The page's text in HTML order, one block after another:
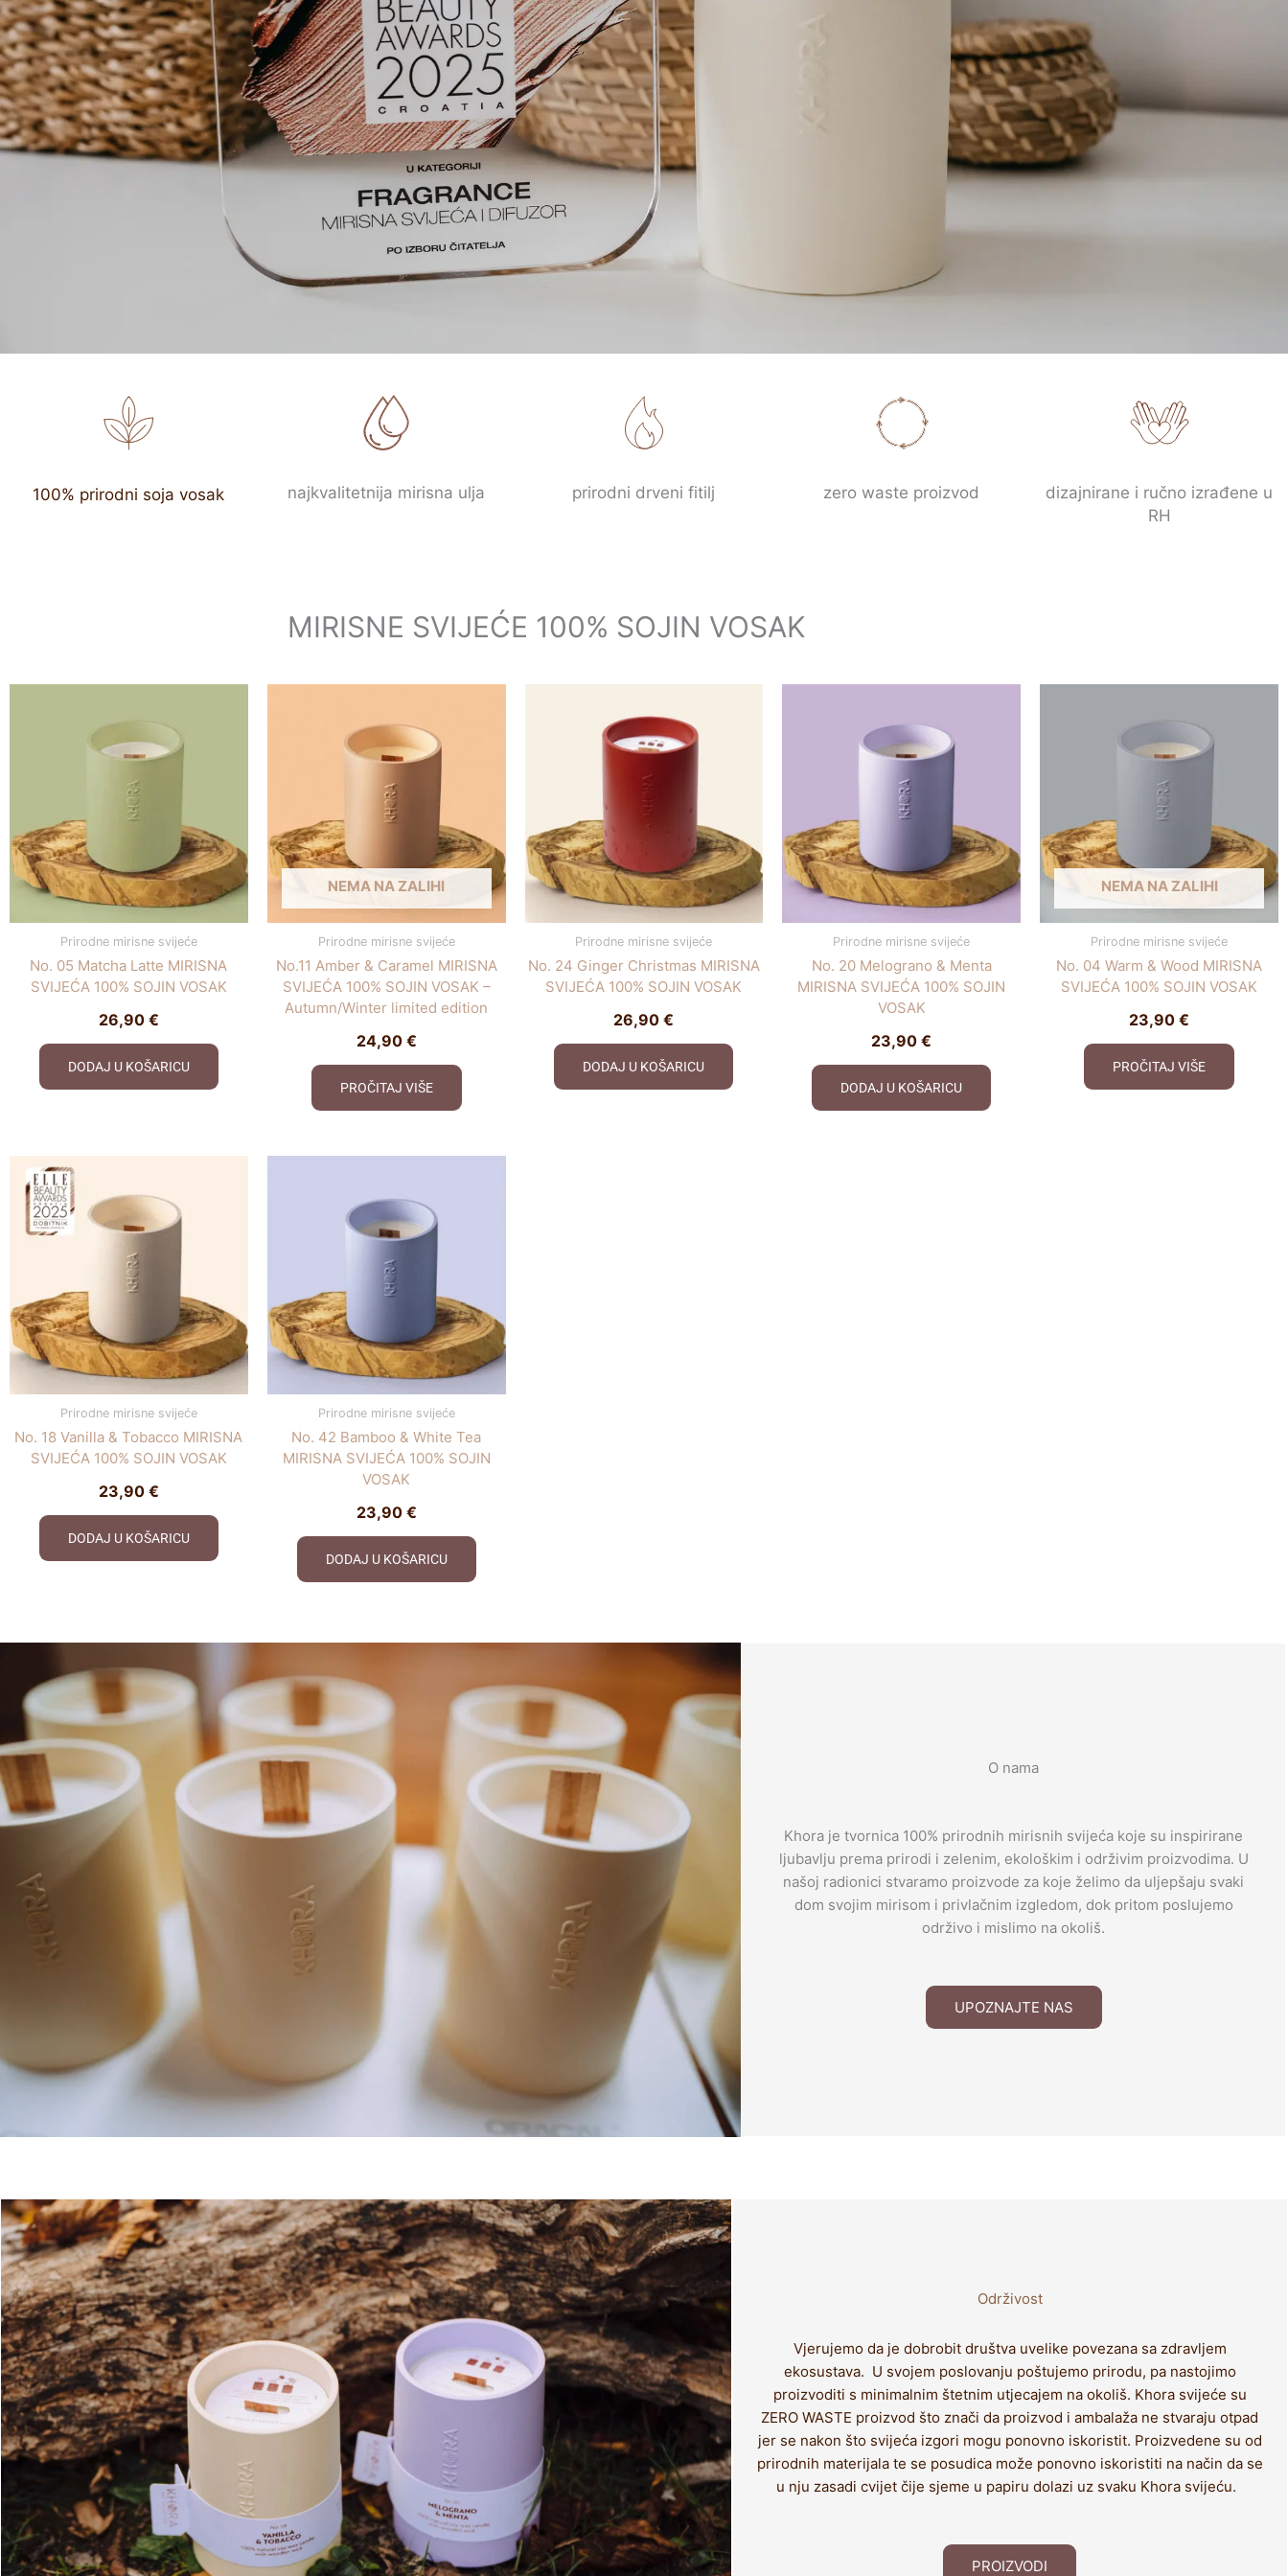
Prirodne mirisne
100% prirodni soja vosak najkvalitetnija mirisna ulja prirodni drveni fitilj zero waste proizvod
dizajnirane i ručno izrađene u
RH
MIRISNE SVIJEĆE 100% SOJIN VOSAK
Prirodne mirisne svijeće
No. 05 Matcha Latte MIRISNA
SVIJEĆA 100% SOJIN VOSAK
26,90 €
DODAJ U KOŠARICU
NEMA NA ZALIHI
Prirodne mirisne svijeće
No.11 Amber & Caramel MIRISNA
SVIJEĆA 100% SOJIN VOSAK –
Autumn/Winter limited edition
24,90 €
PROČITAJ VIŠE
Prirodne mirisne svijeće
No. 24 Ginger Christmas MIRISNA
SVIJEĆA 100% SOJIN VOSAK
26,90€
DODAJ U KOŠARICU
Prirodne mirisne svijeće
No. 20 Melograno & Menta
MIRISNA SVIJEĆA 100% SOJIN
VOSAK
23,90€
DODAJ U KOŠARICU
NEMA NA ZALIHI
Prirodne mirisne svijeće
No. 04 Warm & Wood MIRISNA
SVIJEĆA 100% SOJIN VOSAK
23,90€
PROČITAJ VIŠE
Prirodne mirisne svijeće
No. 18 Vanilla & Tobacco MIRISNA
SVIJEĆA 100% SOJIN VOSAK
23,90 €
DODAJ U KOŠARICU
Prirodne mirisne svijeće
No. 42 Bamboo & White Tea
MIRISNA SVIJEĆA 100% SOJIN
VOSAK
23,90 €
DODAJ U KOŠARICU
O nama
Khora je tvornica 100% prirodnih mirisnih svijeća koje su inspirirane
ljubavlju prema prirodi i zelenim, ekološkim i održivim proizvodima. U
našoj radionici stvaramo proizvode za koje želimo da uljepšaju svaki
dom svojim mirisom i privlačnim izgledom, dok pritom poslujemo
održivo i mislimo na okoliš.
UPOZNAJTE NAS
Održivost
Vjerujemo da je dobrobit društva uvelike povezana sa zdravljem
ekosustava. U svojem poslovanju poštujemo prirodu, pa nastojimo
proizvoditi s minimalnim štetnim utjecajem na okoliš. Khora svijeće su
ZERO WASTE proizvod što znači da proizvod i ambalaža ne stvaraju otpad
jer se nakon što svijeća izgori mogu ponovno iskoristit. Proizvedene su od
prirodnih materijala te se posudica može ponovno iskoristiti na način da se
u nju zasadi cvijet čije sjeme u papiru dolazi uz svaku Khora svijeću.
PROIZVODI